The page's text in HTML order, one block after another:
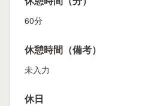
60分
休憩時間（備考）
未入力
休日